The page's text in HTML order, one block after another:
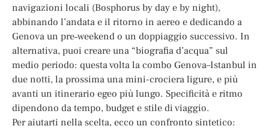
navigazioni locali (Bosphorus by day e by night),
abbinando l’andata e il ritorno in aereo e dedicando a
Genova un pre‑weekend o un doppiaggio successivo. In
alternativa, puoi creare una “biografia d’acqua” sul
medio periodo: questa volta la combo Genova–Istanbul in
due notti, la prossima una mini-crociera ligure, e più
avanti un itinerario egeo più lungo. Specificità e ritmo
dipendono da tempo, budget e stile di viaggio.
Per aiutarti nella scelta, ecco un confronto sintetico: